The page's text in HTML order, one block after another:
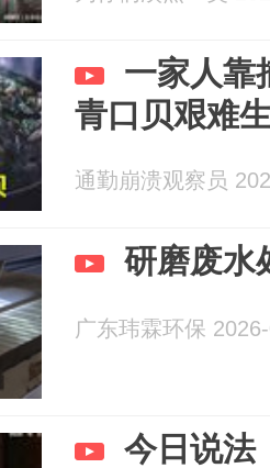
一家人靠
青口贝艰难
通勤崩溃观察员
研磨废水
广东玮霖环保
今日说法